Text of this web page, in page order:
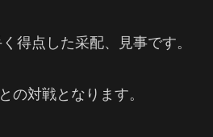
得点した采配、見事です。
対戦となります。